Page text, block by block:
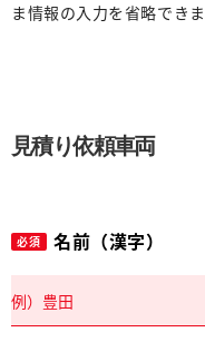
ま情報の入力を省略できま
見積り依頼車両
必須 名前（漢字）